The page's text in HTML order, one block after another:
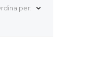
per: 